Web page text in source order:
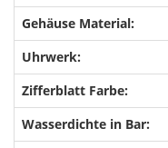
Gehäuse Material:
Uhrwerk:
Zifferblatt Farbe:
Wasserdichte in Bar: